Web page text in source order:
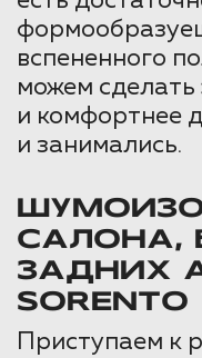
вспененного
можем сделать
и комфортнее
и занимались.
САЛОНА,
ЗАДНИХ
SORENTO
Приступаем к